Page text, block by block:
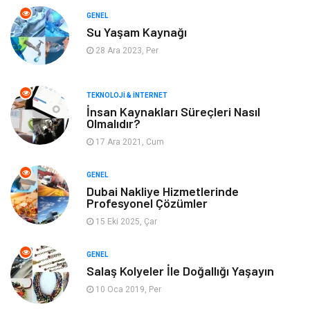
Keyif & Hobi Organizasyon
Gayrimenkul Spor
Finans& Ekonomi Anne & Çocuk
Genel Kültür
Ev İşleri
Mobilya
Astroloji
GENEL
Su Yaşam Kaynağı
28 Ara 2023, Per
TEKNOLOJI & İNTERNET
İnsan Kaynakları Süreçleri Nasıl
Olmalıdır?
17 Ara 2021, Cum
GENEL
Dubai Nakliye Hizmetlerinde
Profesyonel Çözümler
15 Eki 2025, Çar
GENEL
Salaş Kolyeler İle Doğallığı Yaşayın
10 Oca 2019, Per